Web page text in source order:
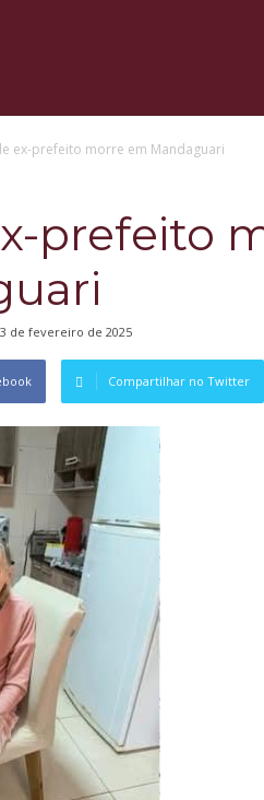
ex-prefeito morre em Mandaguari
prefeito
de fevereiro de 2025
Compartilhar no Twitter